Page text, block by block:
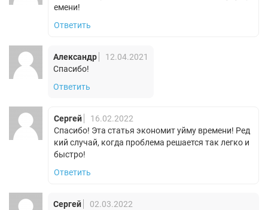
емени!
Ответить
Александр
12.04.2021
Спасибо!
Ответить
Сергей
16.02.2022
Спасибо! Эта статья экономит уйму времени! Ред
кий случай, когда проблема решается так легко и
быстро!
Ответить
Сергей
02.03.2022